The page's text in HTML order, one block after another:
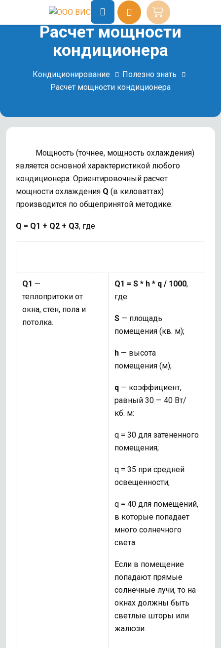
Расчет мощности
кондиционера
Кондиционирование
Полезно знать
Расчет мощности кондиционера
Мощность (точнее, мощность охлаждения)
является основной характеристикой любого
кондиционера. Ориентировочный расчет
мощности охлаждения Q (в киловаттах)
производится по общепринятой методике:
Q = Q1 + Q2 + Q3, где
Q1 —
теплопритоки от
окна, стен, пола и
потолка.
Q1 = S * h * q / 1000,
где
S — площадь
помещения (кв. м);
h — высота
помещения (м);
q — коэффициент,
равный 30 — 40 Вт/
кб. м:
q = 30 для затененного
помещения;
q = 35 при средней
освещенности;
q = 40 для помещений,
в которые попадает
много солнечного
света.
Если в помещение
попадают прямые
солнечные лучи, то на
окнах должны быть
светлые шторы или
жалюзи.